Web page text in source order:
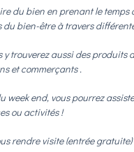
du bien en prenant le temps
du bien-être à travers
y trouverez aussi des produits
et commerçants .
week end, vous pourrez
ou activités !
rendre visite (entrée